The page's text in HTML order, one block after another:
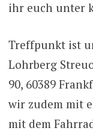
ihr euch unter
Treffpunkt ist
Lohrberg
90, 60389
wir zudem mit
mit dem